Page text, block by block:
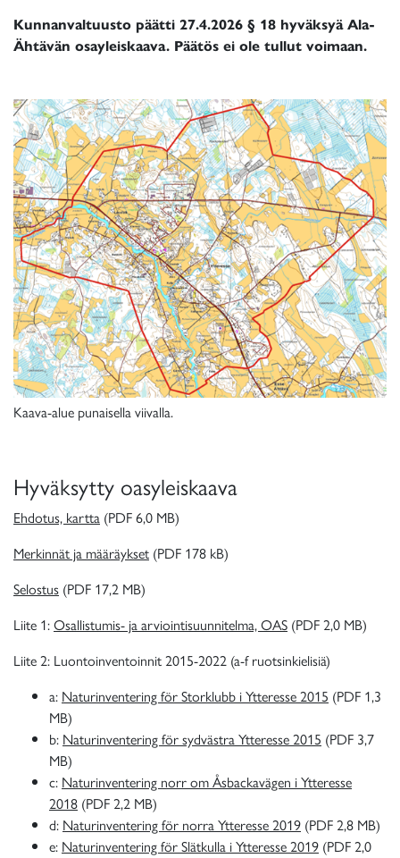
Kunnanvaltuusto päätti 27.4.2026 § 18 hyväksyä Ala-
Ähtävän osayleiskaava. Päätös ei ole tullut voimaan.
Kaava-alue punaisella viivalla.
Hyväksytty oasyleiskaava
Ehdotus, kartta (PDF 6,0 MB)
Merkinnät ja määräykset (PDF 178 kB)
Selostus (PDF 17,2 MB)
Liite 1:Osallistumis- ja arviointisuunnitelma, OAS (PDF 2,0 MB)
Liite 2: Luontoinventoinnit 2015-2022 (a-f ruotsinkielisiä)
a: Naturinventering för Storklubb i Ytteresse 2015 (PDF 1,3
MB)
b: Naturinventering för sydvästra Ytteresse 2015 (PDF 3,7
MB)
c: Naturinventering norr om Åsbackavägen i Ytteresse
2018 (PDF 2,2 MB)
d: Naturinventering för norra Ytteresse 2019 (PDF 2,8 MB)
e: Naturinventering för Slätkulla i Ytteresse 2019 (PDF 2,0